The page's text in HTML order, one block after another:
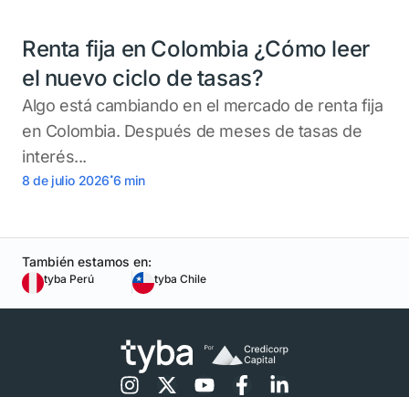
Renta fija en Colombia ¿Cómo leer
el nuevo ciclo de tasas?
Algo está cambiando en el mercado de renta fija
en Colombia. Después de meses de tasas de
interés...
8 de julio 2026.6 min
También estamos en:
tyba Perú tyba Chile